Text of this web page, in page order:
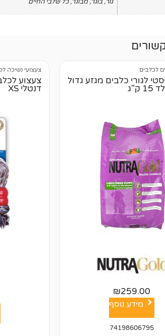
גור, בוגר, מבוגר,כל שלבי החיים
לכלבים
לגורי כלבים מגזע גדול
ק"ג
₪259.00
מידע נוסף
74198606795
צעצועי נשיכה
צעצוע
דנטלי XS